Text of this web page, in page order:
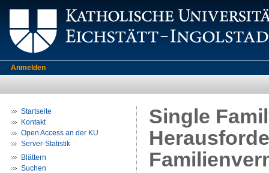
Anmelden
Startseite
Kontakt
Open Access an der KU
Server-Statistik
Blättern
Suchen
Single